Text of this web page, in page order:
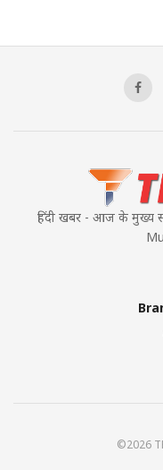
हिंदी खबर - आज के मुख्य
©2026